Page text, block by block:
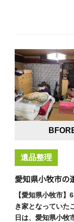
遺品整理
愛知県小牧市の
【愛知県小牧市
き家となっていた
日は、愛知県小牧